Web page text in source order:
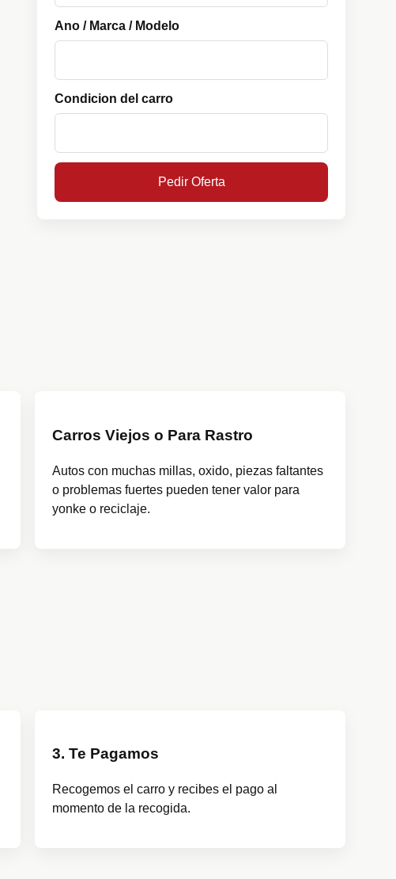
Ano / Marca / Modelo
Condicion del carro
Pedir Oferta
Carros Viejos o Para Rastro
Autos con muchas millas, oxido, piezas faltantes
o problemas fuertes pueden tener valor para
yonke o reciclaje.
3. Te Pagamos
Recogemos el carro y recibes el pago al
momento de la recogida.